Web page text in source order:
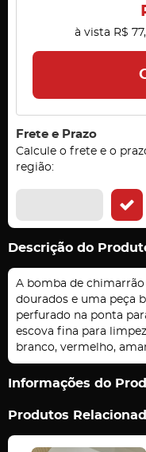
à vista R$
Frete e Prazo
Calcule o frete e o
região:
Descrição do
A bomba de
dourados e uma peça
perfurado na ponta
escova fina para
branco, vermelho,
Informações do
Produtos